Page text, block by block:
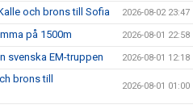
och brons till Sofia 2026-08-02 23:47
på 1500m 2026-08-01 22:58
svenska EM-truppen 2026-08-01 12:18
brons till
2026-08-01 01:00